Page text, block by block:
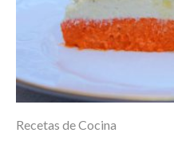
Recetas de Cocina